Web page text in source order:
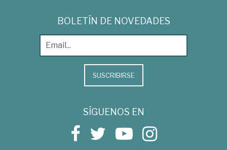
BOLETÍN DE NOVEDADES
SUSCRIBIRSE
SÍGUENOS EN